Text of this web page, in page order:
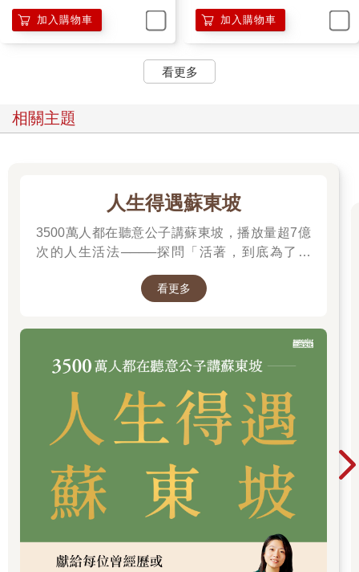
問他們最喜歡台灣的什麼，食物通常都是第一名，接下來就是各
種風景名勝，九份、太魯閣都是他們讚不絕口的地方。日本人又
通常對文化方面感受特別深，他們似乎很喜歡台灣保留歷史的部
分，還有文化的多樣性。除了這些呢？「當然還有Jill，我來台灣
上的戰爭、衝突，很多都是因為對彼此價值觀不理解吧。如果大
家都能像這樣抱著好奇心去探索不同的國家和文化，世界會不會
加入購物車 加入購物車
看更多
相關主題
人生得遇蘇東坡
3500萬人都在聽意公子講蘇東坡，播放量超7億
次的人生活法────探問「活著，到底為了什
看更多